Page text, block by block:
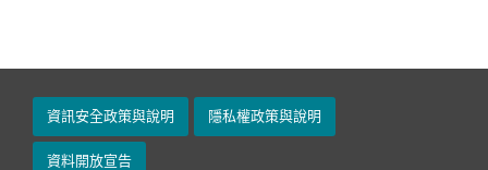
資訊安全政策與說明 隱私權政策與說明
資料開放宣告